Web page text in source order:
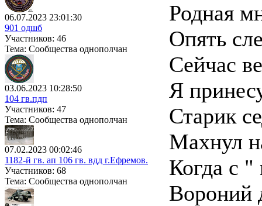
06.07.2023 23:01:30
901 одшб
Участников: 46
Тема: Сообщества однополчан
03.06.2023 10:28:50
104 гв.пдп
Участников: 47
Тема: Сообщества однополчан
07.02.2023 00:02:46
1182-й гв. ап 106 гв. вдд г.Ефремов.
Участников: 68
Тема: Сообщества однополчан
Родная
Опять
Сейчас
Я
Старик
Махнул
Когда с "
Вороний